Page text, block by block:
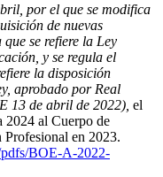
por el que se modifica
de nuevas
que se refiere la Ley
y se regula el
la disposición
aprobado por Real
13 de abril de 2022), el
2024 al Cuerpo de
Profesional en 2023.
pdfs/BOE-A-2022-